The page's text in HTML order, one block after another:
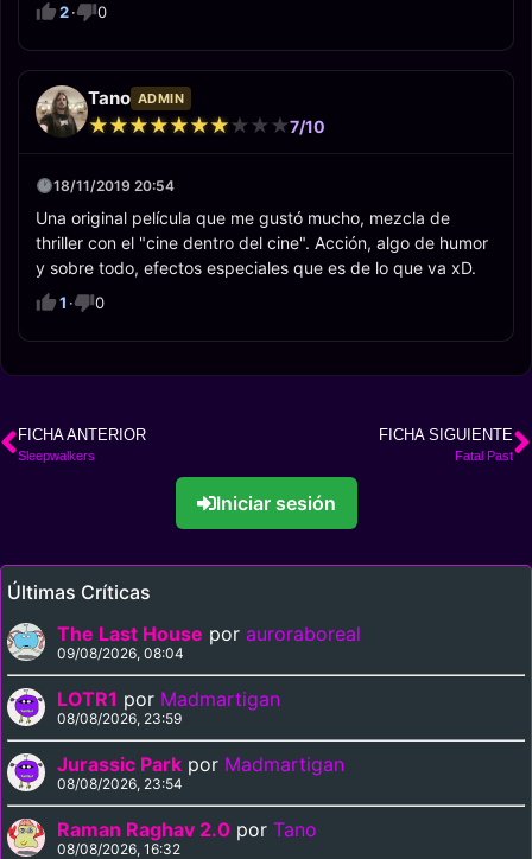
2· 0
Tano ADMIN
★
★★
★★
★★
★★
★★
★★
★★
★★
★★
★7/10
18/11/2019 20:54
Una original película que me gustó mucho, mezcla de
thriller con el "cine dentro del cine". Acción, algo de humor
y sobre todo, efectos especiales que es de lo que va xD.
1 · 0
FICHA ANTERIOR
Sleepwalkers
FICHA SIGUIENTE
Fatal Past
Iniciar sesión
Últimas Críticas
The Last House por auroraboreal
09/08/2026, 08:04
LOTR1 por Madmartigan
08/08/2026, 23:59
Jurassic Park por Madmartigan
08/08/2026, 23:54
Raman Raghav 2.0 por Tano
08/08/2026, 16:32